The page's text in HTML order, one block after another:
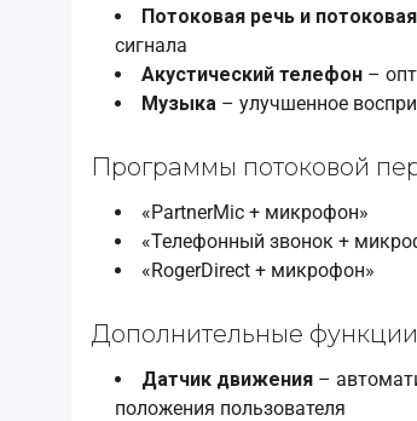
Потоковая речь и
сигнала
Акустический телефон –
Музыка – улучшенное
Программы потоковой
«PartnerMic + микрофон»
«Телефонный звонок +
«RogerDirect + микрофон»
Дополнительные функции
Датчик движения –
положения пользователя